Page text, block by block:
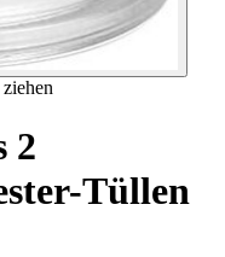
2
Tüllen